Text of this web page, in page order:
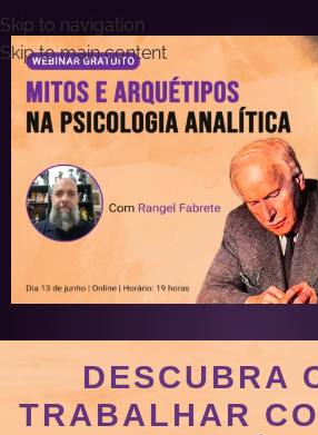
Skip to navigation
Skip to main content
DESCUBRA
TRABALHAR